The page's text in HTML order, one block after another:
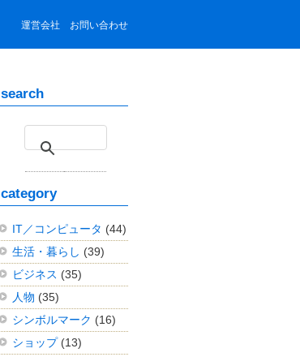
運営会社 お問い合わせ
search
category
IT／コンピュータ (44)
生活・暮らし (39)
ビジネス (35)
人物 (35)
シンボルマーク (16)
ショップ(13)